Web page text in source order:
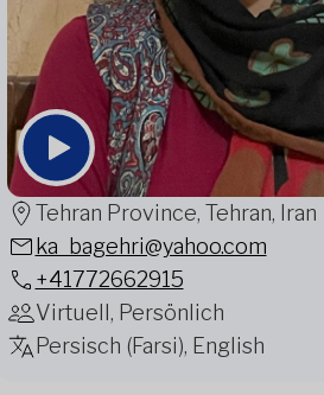
Tehran Province, Tehran, Iran
ka_bagehri@yahoo.com
+41772662915
Virtuell, Persönlich
Persisch (Farsi), English